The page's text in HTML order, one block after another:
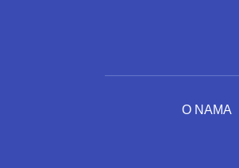
O NAMA